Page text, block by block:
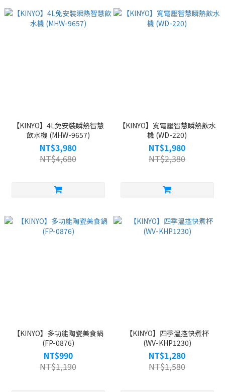
【KINYO】4L免安裝瞬熱智慧
飲水機 (MHW-9657)
NT$3,980
NT$4,680
【KINYO】寬電壓智慧瞬熱飲水
機 (WD-220)
NT$1,980
NT$2,380
【KINYO】多功能陶瓷美食鍋
(FP-0876)
NT$990
NT$1,190
【KINYO】四季溫控快煮杯
(WV-KHP1230)
NT$1,280
NT$1,580